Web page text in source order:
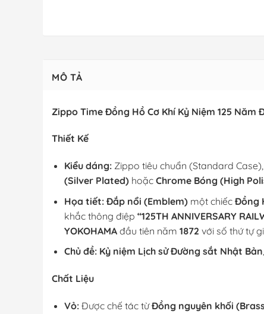
MÔ TẢ
Zippo Time Đồng Hồ Cơ Khí Kỷ Niệm 125 Năm
Thiết Kế
Kiểu dáng:Zippo tiêu chuẩn (Standard
(Silver Plated)hoặc Chrome Bóng (High
Họa tiết: Đắp nổi (Emblem)một chiếc Đồng
khắc thông điệp “125TH ANNIVERSARY
YOKOHAMAđầu tiên năm 1872 với số thứ tự
Chủ đề: Kỷ niệm Lịch sử Đường sắt Nhật Bản
Chất Liệu
Vỏ:Được chế tác từĐồng nguyên khối